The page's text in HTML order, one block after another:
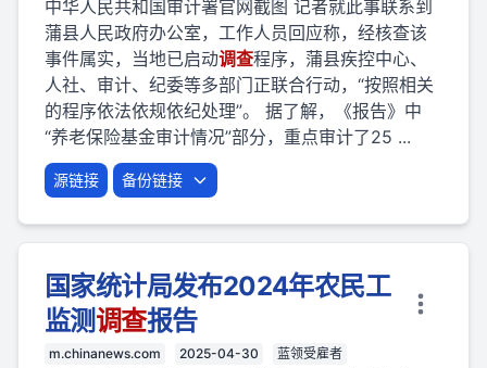
中华人民共和国审计署官网截图 记者就此事联系到
蒲县人民政府办公室，工作人员回应称，经核查该
事件属实，当地已启动调查程序，蒲县疾控中心、
人社、审计、纪委等多部门正联合行动，“按照相关
的程序依法依规依纪处理”。 据了解，《报告》中
“养老保险基金审计情况”部分，重点审计了25 ...
源链接 备份链接
国家统计局发布2024年农民工
监测调查报告
m.chinanews.com 2025-04-30 蓝领受雇者